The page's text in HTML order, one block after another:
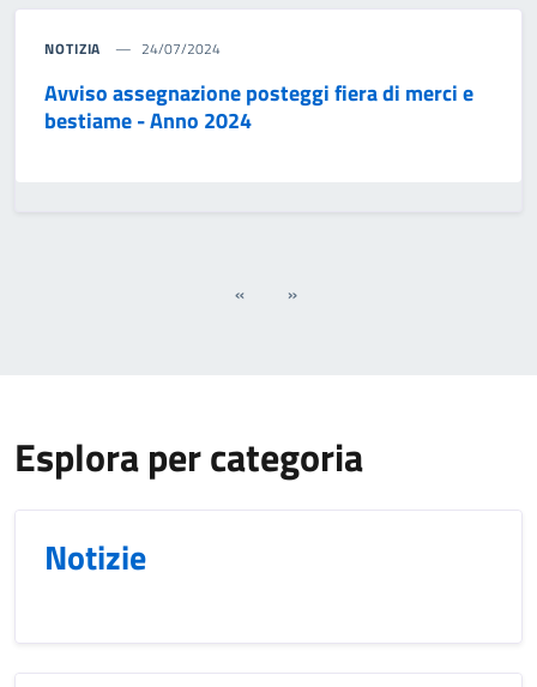
NOTIZIA 24/07/2024
Avviso assegnazione posteggi fiera di merci e
bestiame - Anno 2024
« »
Esplora per categoria
Notizie